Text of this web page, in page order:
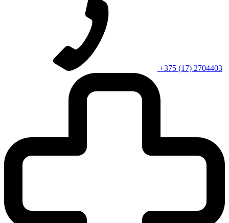
+375 (17) 2704403